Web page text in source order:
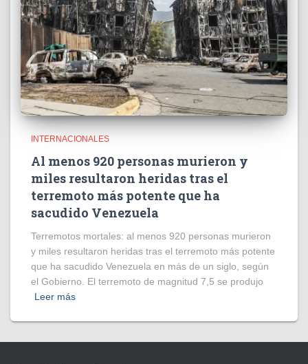
INTERNACIONALES
Al menos 920 personas murieron y
miles resultaron heridas tras el
terremoto más potente que ha
sacudido Venezuela
Terremotos mortales: al menos 920 personas murieron
y miles resultaron heridas tras el terremoto más potente
que ha sacudido Venezuela en más de un siglo, según
el Gobierno. El terremoto de magnitud 7,5 se produjo
Leer más